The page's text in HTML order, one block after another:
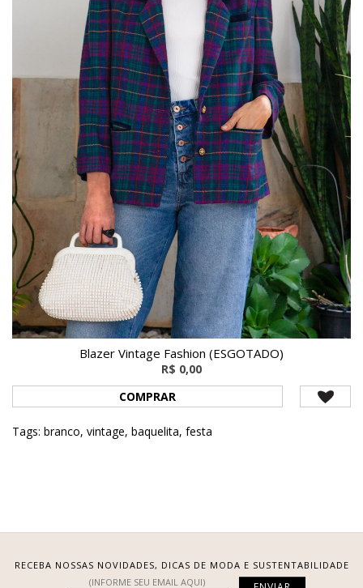
Blazer Vintage Fashion (ESGOTADO)
R$ 0,00
COMPRAR
Tags: branco, vintage, baquelita, festa
RECEBA NOSSAS NOVIDADES, DICAS DE MODA E SUSTENTABILIDADE